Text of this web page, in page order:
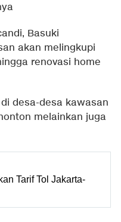
Basuki
akan melingkupi
renovasi home
desa-desa kawasan
melainkan juga
Tarif Tol Jakarta-